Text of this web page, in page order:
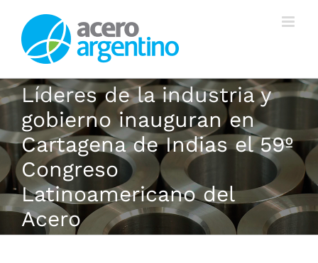
contenido
Líderes de la industria y
gobierno inauguran en
Cartagena de Indias el 59º
Congreso
Latinoamericano del
Acero